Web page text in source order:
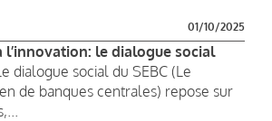
01/10/2025
l’innovation: le dialogue social
dialogue social du SEBC (Le
de banques centrales) repose sur